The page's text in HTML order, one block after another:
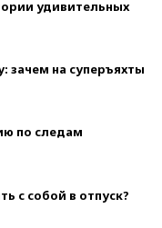
удивительных
зачем на суперъяхты
по следам
с собой в отпуск?